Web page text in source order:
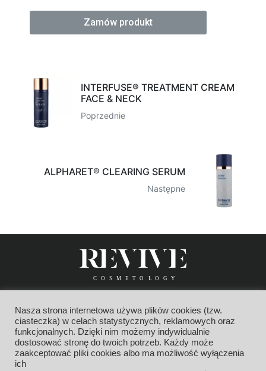
Zamów produkt
INTERFUSE® TREATMENT CREAM
FACE & NECK
Poprzednie
ALPHARET® CLEARING SERUM
Następne
GALERIA
SKLEP KONTAKT
Nasza strona internetowa używa plików cookies (tzw.
ciasteczka) w celach statystycznych, reklamowych oraz
funkcjonalnych. Dzięki nim możemy indywidualnie
dostosować stronę do twoich potrzeb. Każdy może
zaakceptować pliki cookies albo ma możliwość wyłączenia
ich